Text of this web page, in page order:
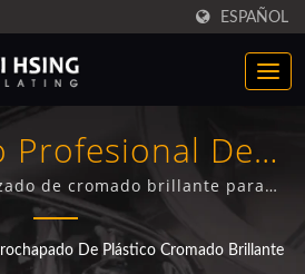
ESPAÑOL
Profesional De
Cubiertas De
Automotrices
de cromado brillante para
Dart utilizando tecnología
de níquel multicapa con
certificada ISO/IEC 17025.
De Plástico Cromado Brillante